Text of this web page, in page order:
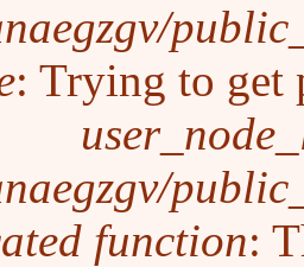
: Trying to get
function: